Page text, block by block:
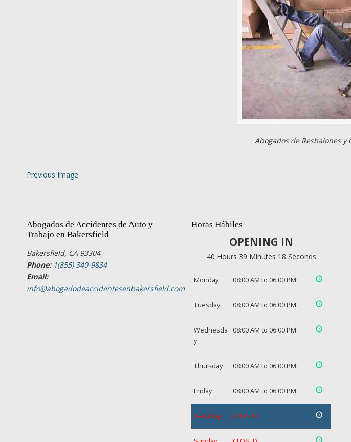
Abogados de Resbalones y
Previous Image
Abogados de Accidentes de Auto y
Trabajo en Bakersfield
Bakersfield, CA 93304
Phone: 1(855) 340-9834
Email:
info@abogadodeaccidentesenbakersfield.com
Horas Hábiles
OPENING IN
40 Hours 39 Minutes 17 Seconds
Monday 08:00 AM to 06:00 PM
Tuesday 08:00 AM to 06:00 PM
Wednesda
y
08:00 AM to 06:00 PM
Thursday 08:00 AM to 06:00 PM
Friday 08:00 AM to 06:00 PM
Saturday CLOSED